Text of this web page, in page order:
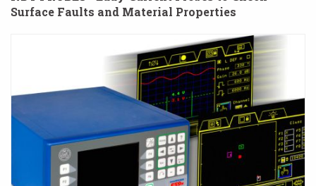
Surface Faults and Material Properties